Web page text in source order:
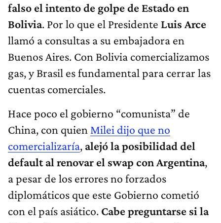
falso el intento de golpe de Estado en
Bolivia. Por lo que el Presidente Luis Arce
llamó a consultas a su embajadora en
Buenos Aires. Con Bolivia comercializamos
gas, y Brasil es fundamental para cerrar las
cuentas comerciales.
Hace poco el gobierno “comunista” de
China, con quien Milei dijo que no
comercializaría, alejó la posibilidad del
default al renovar el swap con Argentina,
a pesar de los errores no forzados
diplomáticos que este Gobierno cometió
con el país asiático. Cabe preguntarse si la